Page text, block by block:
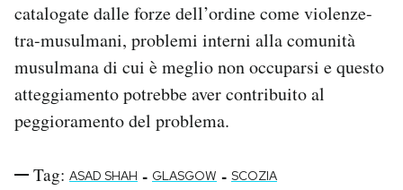
catalogate dalle forze dell’ordine come violenze-
tra-musulmani, problemi interni alla comunità
musulmana di cui è meglio non occuparsi e questo
atteggiamento potrebbe aver contribuito al
peggioramento del problema.
Tag: ASAD SHAH - GLASGOW - SCOZIA